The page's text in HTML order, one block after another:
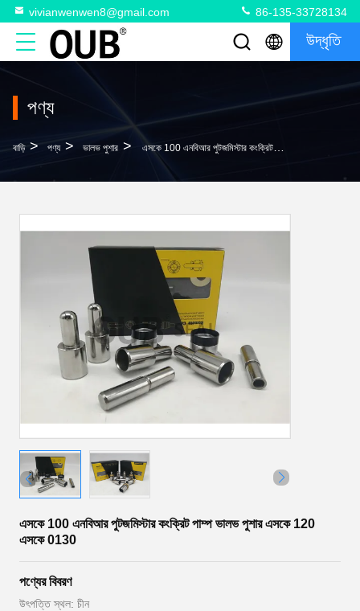
vivianwenwen8@gmail.com 86-135-33728134
উদ্ধৃতি
পণ্য
বাড়ি > পণ্য > ভালভ পুশার > এসকে 100 এনবিআর পুটজমিস্টার কংক্রিট পাম্প ভালভ পুশার এসকে 120 এসকে 0130
এসকে 100 এনবিআর পুটজমিস্টার কংক্রিট পাম্প ভালভ পুশার এসকে 120
এসকে 0130
পণ্যের বিবরণ
উৎপত্তি স্থল: চীন